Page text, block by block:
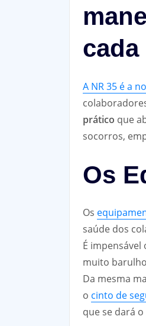
cada
A NR 35 é a
prático que
socorros,
Os
Os
saúde dos
É
muito
Da mesma
o cinto de
que se dará